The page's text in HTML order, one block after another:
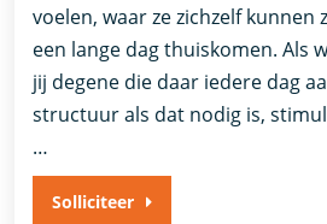
voelen, waar ze zichzelf kunnen
een lange dag thuiskomen. Als
jij degene die daar iedere dag
structuur als dat nodig is,
…
Solliciteer